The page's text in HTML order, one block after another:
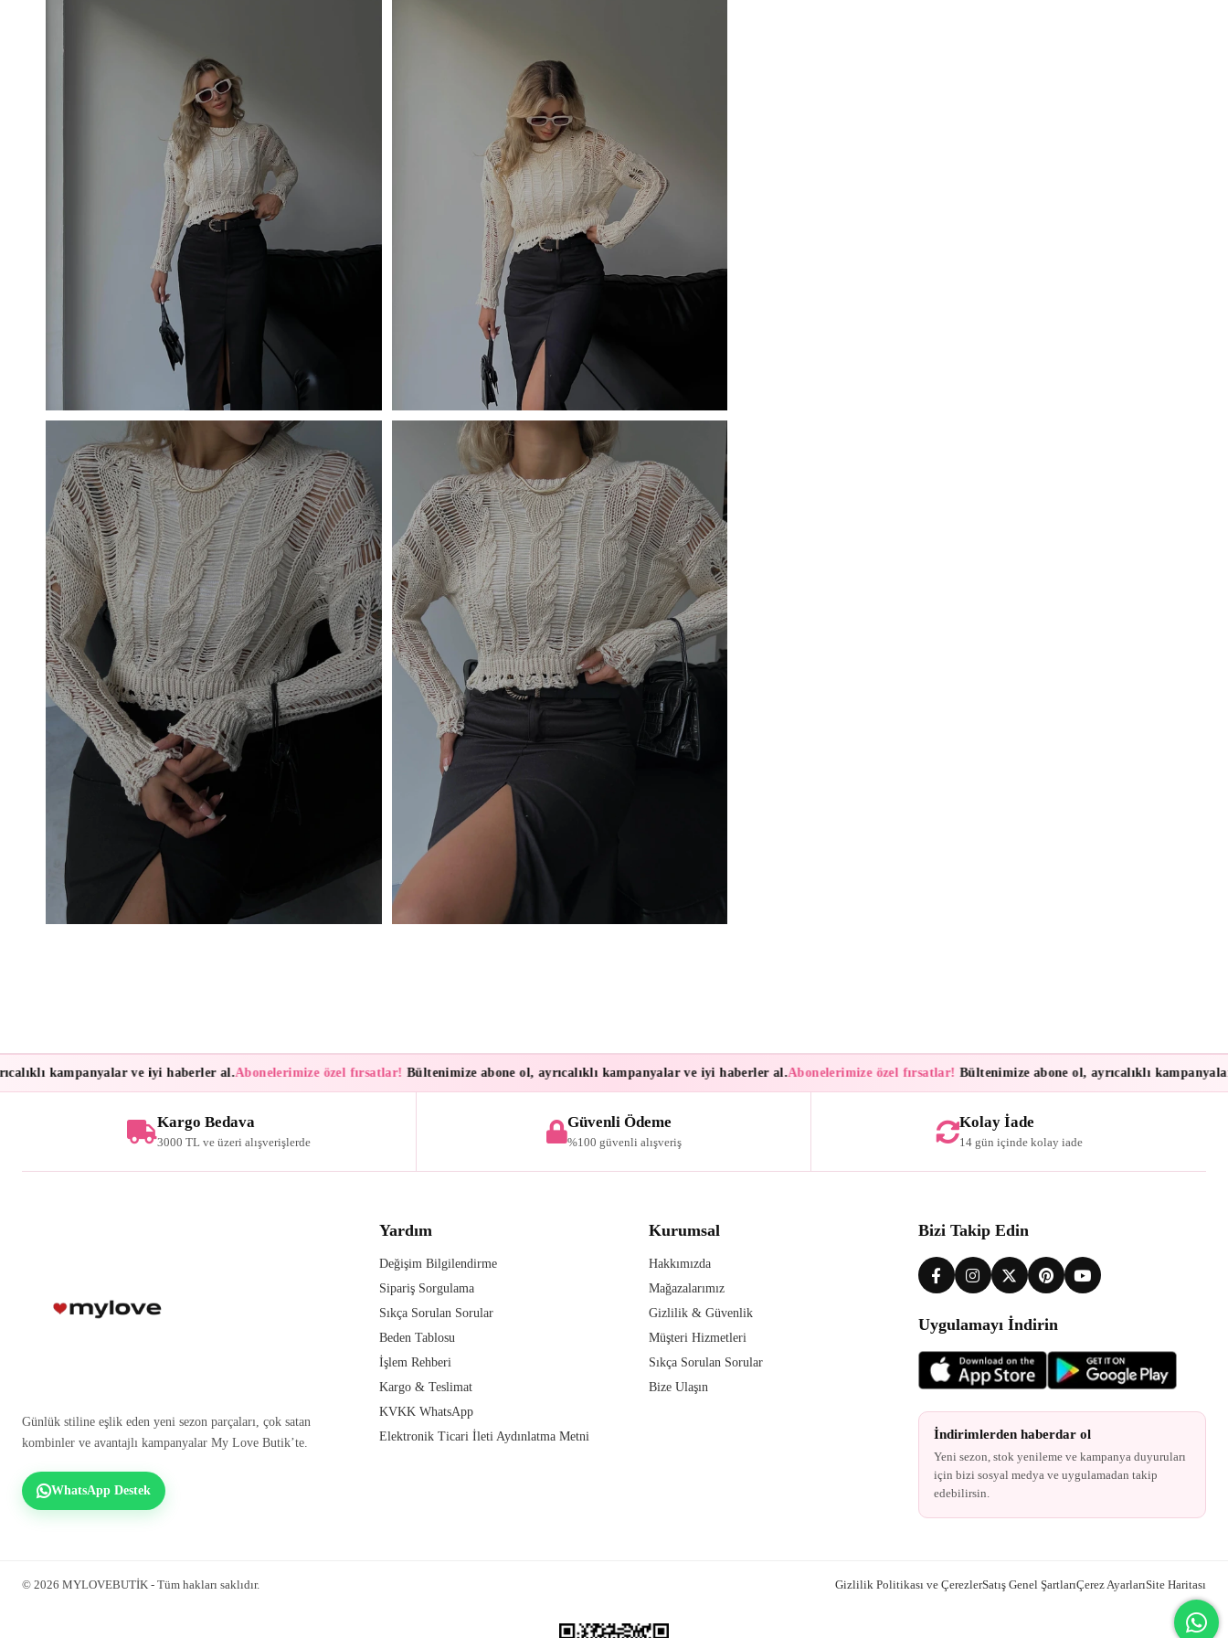
kampanyalar ve iyi haberler al. Abonelerimize özel fırsatlar!Bültenimize abone ol, ayrıcalıklı kampanyalar ve iyi haberler al. Abonelerimize özel fırsatlar!Bültenimize abone ol, ayrıcalıklı kampanyalar
Kargo Bedava
3000 TL ve üzeri alışverişlerde
Güvenli Ödeme
%100 güvenli alışveriş
Kolay İade
14 gün içinde kolay iade
Günlük stiline eşlik eden yeni sezon parçaları, çok satan
kombinler ve avantajlı kampanyalar My Love Butik’te.
WhatsApp Destek
Yardım
Değişim Bilgilendirme
Sipariş Sorgulama
Sıkça Sorulan Sorular
Beden Tablosu
İşlem Rehberi
Kargo & Teslimat
KVKK WhatsApp
Elektronik Ticari İleti Aydınlatma Metni
Kurumsal
Hakkımızda
Mağazalarımız
Gizlilik & Güvenlik
Müşteri Hizmetleri
Sıkça Sorulan Sorular
Bize Ulaşın
Bizi Takip Edin
Uygulamayı İndirin
İndirimlerden haberdar ol
Yeni sezon, stok yenileme ve kampanya duyuruları
için bizi sosyal medya ve uygulamadan takip
edebilirsin.
© 2026 MYLOVEBUTİK - Tüm hakları saklıdır. Gizlilik Politikası ve ÇerezlerSatış Genel ŞartlarıÇerez AyarlarıSite Haritası